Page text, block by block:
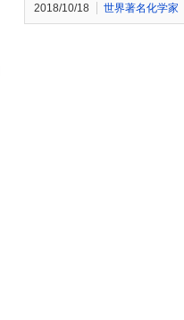
2018/10/18 世界著名化学家